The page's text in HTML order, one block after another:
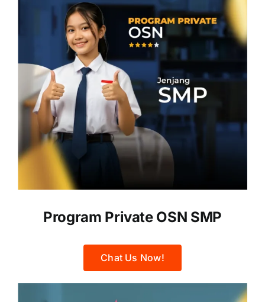
Program Private OSN SMP
Chat Us Now!